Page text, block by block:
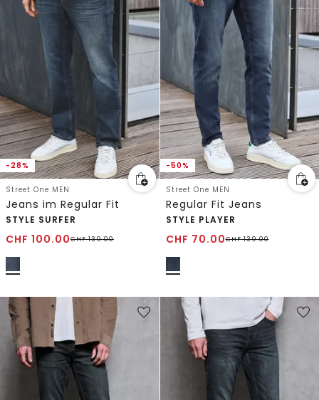
-28%
Street One MEN
Jeans im Regular Fit
STYLE SURFER
CHF 100.00CHF139.00
-50%
Street One MEN
Regular Fit Jeans
STYLE PLAYER
CHF 70.00CHF139.00